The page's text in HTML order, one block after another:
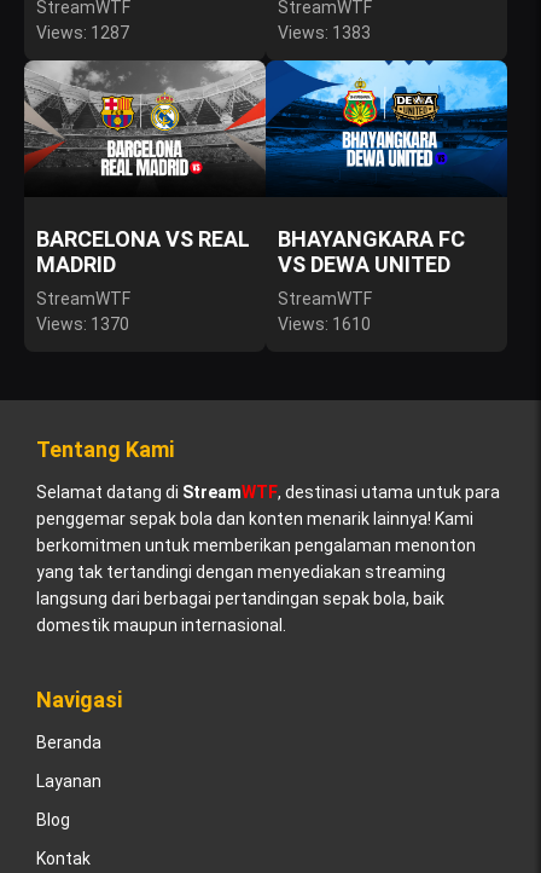
StreamWTF
Views: 1287
StreamWTF
Views: 1383
BARCELONA VS REAL
MADRID
StreamWTF
Views: 1370
BHAYANGKARA FC
VS DEWA UNITED
StreamWTF
Views: 1610
Tentang Kami
Selamat datang di StreamWTF, destinasi utama untuk para
penggemar sepak bola dan konten menarik lainnya! Kami
berkomitmen untuk memberikan pengalaman menonton
yang tak tertandingi dengan menyediakan streaming
langsung dari berbagai pertandingan sepak bola, baik
domestik maupun internasional.
Navigasi
Beranda
Layanan
Blog
Kontak